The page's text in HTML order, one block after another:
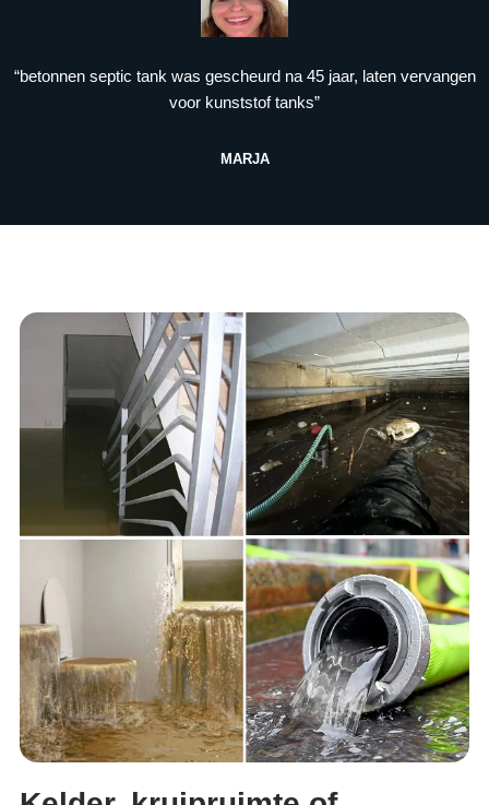
“betonnen septic tank was gescheurd na 45 jaar, laten vervangen
voor kunststof tanks”
MARJA